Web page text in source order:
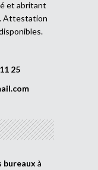
et abritant
Attestation
25
bureaux à